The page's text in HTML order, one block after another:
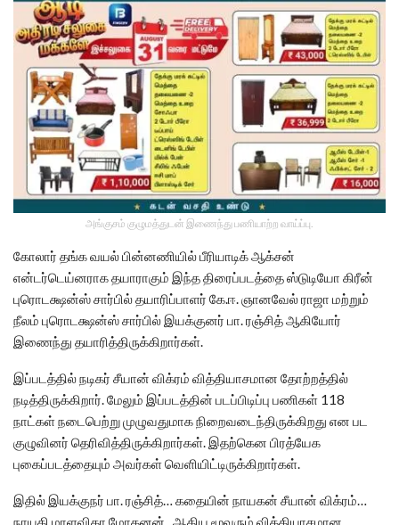
அங்குசம் குழுமத்துடன் இணைந்து பணியாற்ற வாய்ப்பு.
கோலார் தங்க வயல் பின்னணியில் பீரியாடிக் ஆக்சன்
என்டர்டெய்னராக தயாராகும் இந்த திரைப்படத்தை ஸ்டுடியோ கிரீன்
புரொடக்ஷன்ஸ் சார்பில் தயாரிப்பாளர் கே.ஈ. ஞானவேல் ராஜா மற்றும்
நீலம் புரொடக்ஷன்ஸ் சார்பில் இயக்குனர் பா. ரஞ்சித் ஆகியோர்
இணைந்து தயாரித்திருக்கிறார்கள்.
இப்படத்தில் நடிகர் சீயான் விக்ரம் வித்தியாசமான தோற்றத்தில்
நடித்திருக்கிறார். மேலும் இப்படத்தின் படப்பிடிப்பு பணிகள் 118
நாட்கள் நடைபெற்று முழுவதுமாக நிறைவடைந்திருக்கிறது என பட
குழுவினர் தெரிவித்திருக்கிறார்கள். இதற்கென பிரத்யேக
புகைப்படத்தையும் அவர்கள் வெளியிட்டிருக்கிறார்கள்.
இதில் இயக்குநர் பா. ரஞ்சித்… கதையின் நாயகன் சீயான் விக்ரம்…
நாயகி மாளவிகா மோகனன்.. ஆகிய மூவரும் வித்தியாசமான